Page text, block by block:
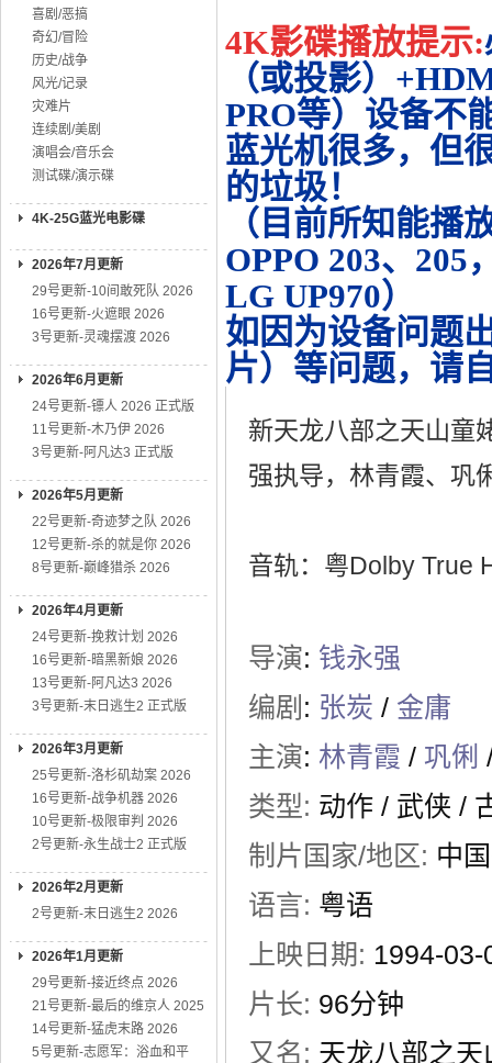
喜剧/恶搞
奇幻/冒险
历史/战争
风光/记录
灾难片
连续剧/美剧
演唱会/音乐会
测试碟/演示碟
4K-25G蓝光电影碟
2026年7月更新
29号更新-10间敢死队 2026
16号更新-火遮眼 2026
3号更新-灵魂摆渡 2026
2026年6月更新
24号更新-镖人 2026 正式版
11号更新-木乃伊 2026
3号更新-阿凡达3 正式版
2026年5月更新
22号更新-奇迹梦之队 2026
12号更新-杀的就是你 2026
8号更新-巅峰猎杀 2026
2026年4月更新
24号更新-挽救计划 2026
16号更新-暗黑新娘 2026
13号更新-阿凡达3 2026
3号更新-末日逃生2 正式版
2026年3月更新
25号更新-洛杉矶劫案 2026
16号更新-战争机器 2026
10号更新-极限审判 2026
2号更新-永生战士2 正式版
2026年2月更新
2号更新-末日逃生2 2026
2026年1月更新
29号更新-接近终点 2026
21号更新-最后的维京人 2025
14号更新-猛虎末路 2026
5号更新-志愿军：浴血和平
4K影碟播放提示:
（或投影）
PRO等）设备不
蓝光机很多，但
的垃圾！
（目前所知能播
OPPO 203、205
LG UP970）
如因为设备问题
片）等问题，请
新天龙八部之天山童
强执导，林青霞、巩
音轨：粤Dolby True
导演: 钱永强
编剧 : 张炭 / 金庸
主演: 林青霞 / 巩俐
类型: 动作 / 武侠 /
制片国家/地区: 中
语言: 粤语
上映日期: 1994-
片长: 96分钟
又名: 天龙八部之